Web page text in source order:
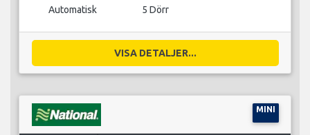
Automatisk 5 Dörr
VISA DETALJER...
MINI